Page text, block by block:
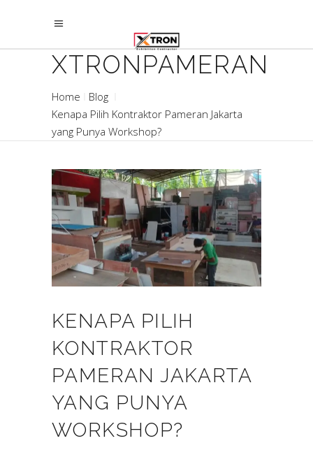
XTRONPAMERAN
Home
Blog
Kenapa Pilih Kontraktor Pameran Jakarta
yang Punya Workshop?
KENAPA PILIH
KONTRAKTOR
PAMERAN JAKARTA
YANG PUNYA
WORKSHOP?